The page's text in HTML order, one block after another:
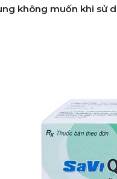
không muốn khi sử